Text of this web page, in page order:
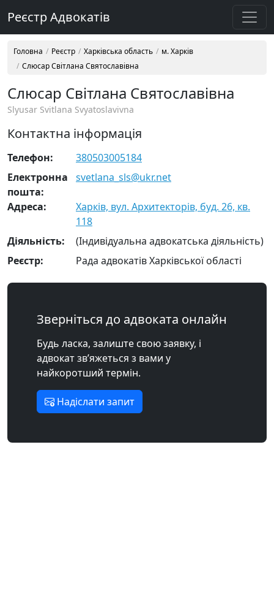
Реєстр Адвокатів
Головна Реєстр Харківська область
м. Харків
Слюсар Світлана Святославівна
Слюсар Світлана Святославівна
Slyusar Svitlana Svyatoslavivna
Контактна інформація
Телефон:
380503005184
Електронна
пошта:
svetlana_sls@ukr.net
Адреса:
Харків, вул. Архитекторів, буд. 26, кв.
118
Діяльність:
(Індивідуальна адвокатська діяльність)
Реєстр:
Рада адвокатів Харківської області
Зверніться до адвоката онлайн
Будь ласка, залиште свою заявку, і
адвокат зв’яжеться з вами у
найкоротший термін.
Надіслати запит